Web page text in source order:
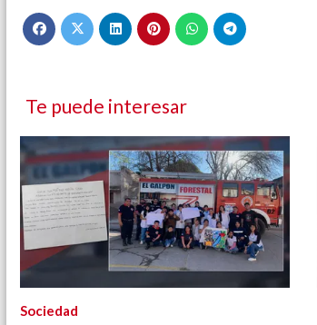
Te puede interesar
Sociedad